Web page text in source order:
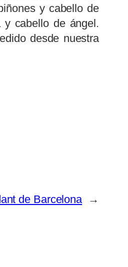
y cabello de
cabello de ángel.
desde nuestra
de Barcelona →